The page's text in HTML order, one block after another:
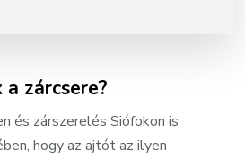
zárcsere?
és zárszerelés Siófokon is
hogy az ajtót az ilyen